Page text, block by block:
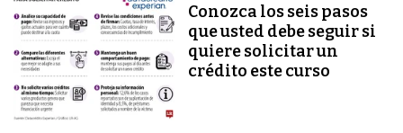
Conozca los seis pasos
que usted debe seguir si
quiere solicitar un
crédito este curso